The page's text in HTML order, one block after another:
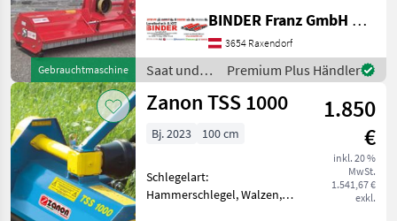
Gebrauchtmaschine
Haubenverstellung,
seitliche Kufen,
Bodenstützwalze ✨
EcoRedLine Mulcher -
AKTION ✔️ Modell: EM 200
für Heckan
BINDER Franz GmbH & CoKG
3654 Raxendorf
Saat und
Pflege /
Sonstige
Premium Plus Händler
Zanon TSS 1000
1.850
€
inkl. 20 %
MwSt.
1.541,67 €
exkl.
Bj. 2023 100 cm
Schlegelart:
Hammerschlegel, Walzen,